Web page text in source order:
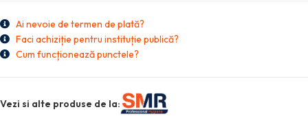
Ai nevoie de termen de plată?
Faci achiziție pentru instituție publică?
Cum funcționează punctele?
Vezi si alte produse de la: